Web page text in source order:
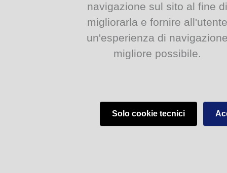
navigazione sul sito al fine di
migliorarla e fornire all'utente
un'esperienza di
migliore possibile.
Solo cookie tecnici